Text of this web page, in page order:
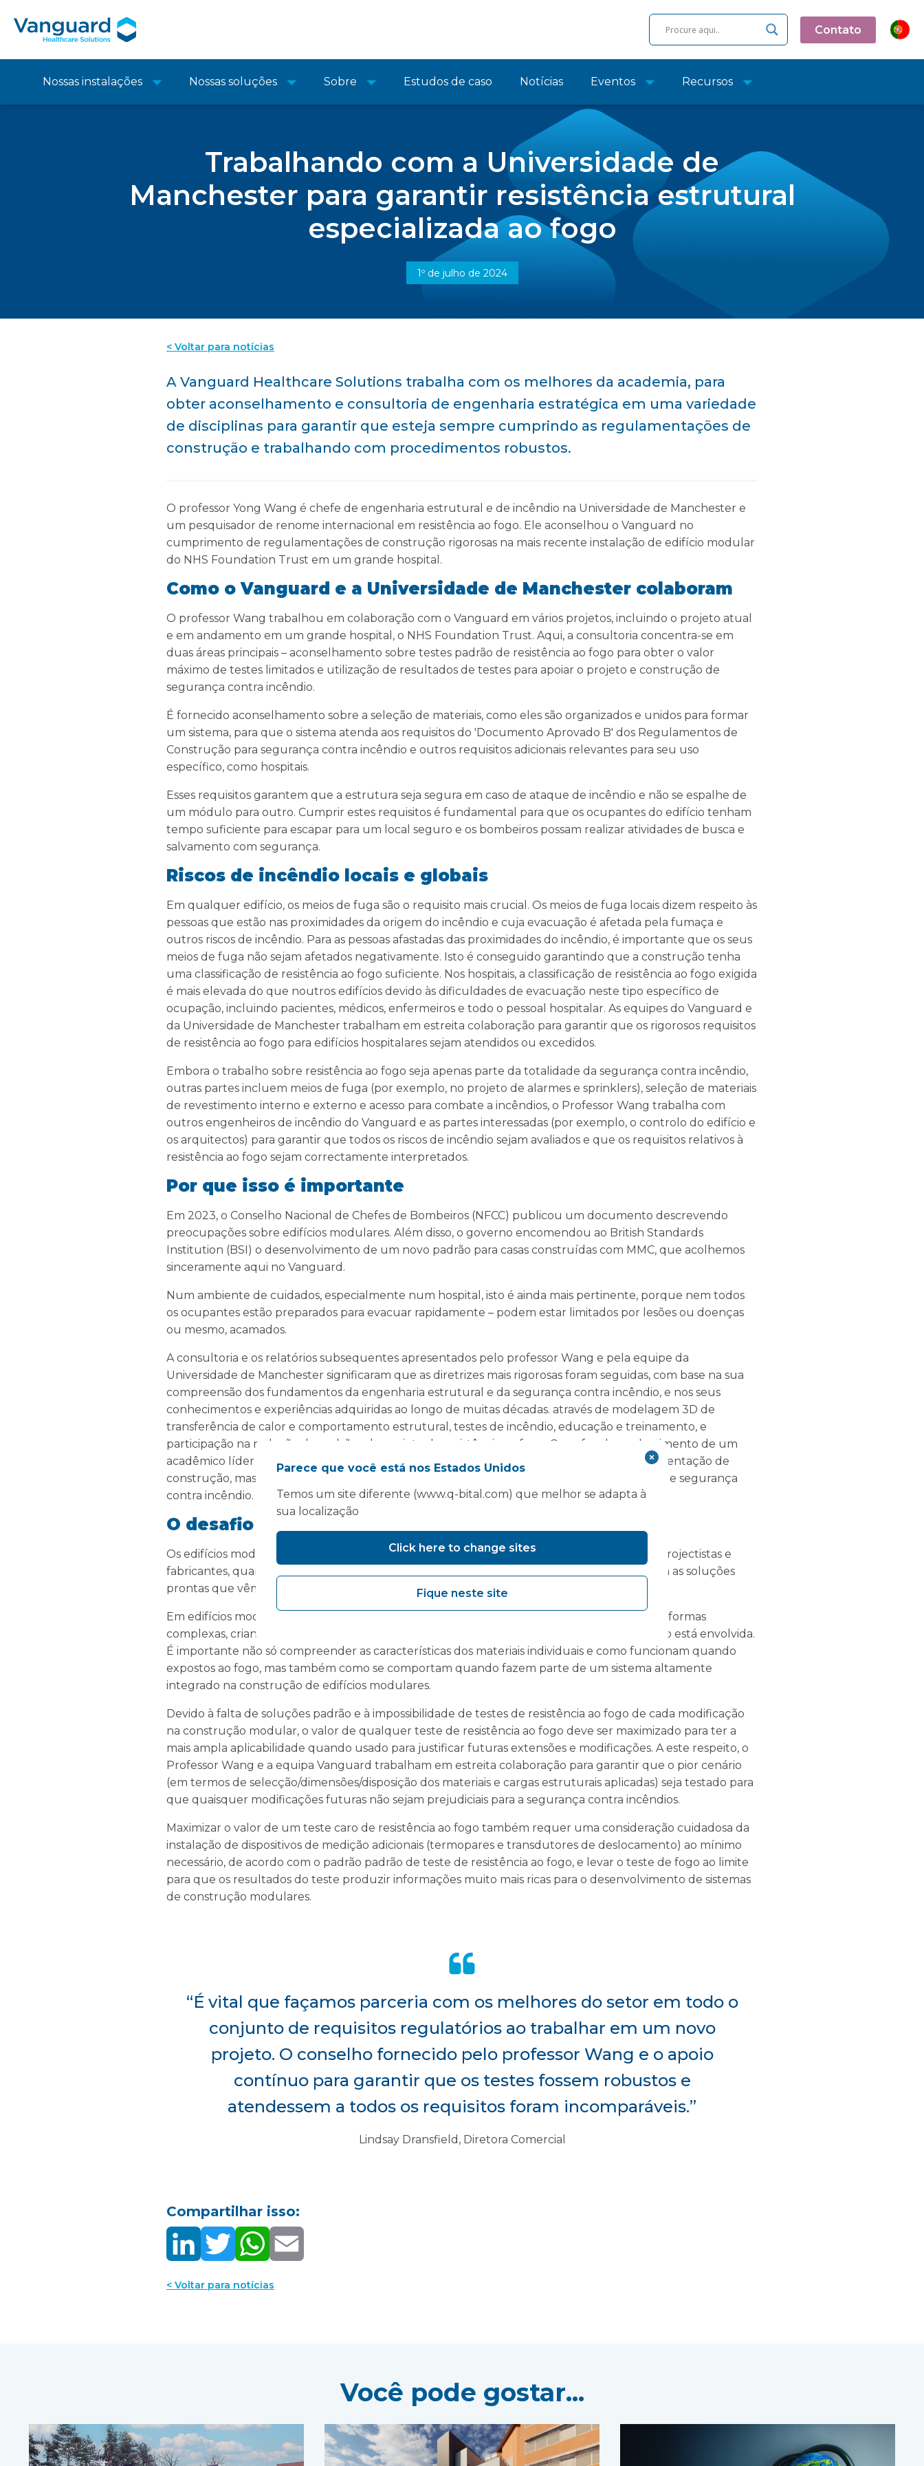
Contato
Nossas instalações Nossas soluções Sobre Estudos de caso Notícias Eventos Recursos
Trabalhando com a Universidade de
Manchester para garantir resistência estrutural
especializada ao fogo
1º de julho de 2024
< Voltar para notícias
A Vanguard Healthcare Solutions trabalha com os melhores da academia, para
obter aconselhamento e consultoria de engenharia estratégica em uma variedade
de disciplinas para garantir que esteja sempre cumprindo as regulamentações de
construção e trabalhando com procedimentos robustos.
O professor Yong Wang é chefe de engenharia estrutural e de incêndio na Universidade de Manchester e
um pesquisador de renome internacional em resistência ao fogo. Ele aconselhou o Vanguard no
cumprimento de regulamentações de construção rigorosas na mais recente instalação de edifício modular
do NHS Foundation Trust em um grande hospital.
Como o Vanguard e a Universidade de Manchester colaboram
O professor Wang trabalhou em colaboração com o Vanguard em vários projetos, incluindo o projeto atual
e em andamento em um grande hospital, o NHS Foundation Trust. Aqui, a consultoria concentra-se em
duas áreas principais – aconselhamento sobre testes padrão de resistência ao fogo para obter o valor
máximo de testes limitados e utilização de resultados de testes para apoiar o projeto e construção de
segurança contra incêndio.
É fornecido aconselhamento sobre a seleção de materiais, como eles são organizados e unidos para formar
um sistema, para que o sistema atenda aos requisitos do 'Documento Aprovado B' dos Regulamentos de
Construção para segurança contra incêndio e outros requisitos adicionais relevantes para seu uso
específico, como hospitais.
Esses requisitos garantem que a estrutura seja segura em caso de ataque de incêndio e não se espalhe de
um módulo para outro. Cumprir estes requisitos é fundamental para que os ocupantes do edifício tenham
tempo suficiente para escapar para um local seguro e os bombeiros possam realizar atividades de busca e
salvamento com segurança.
Riscos de incêndio locais e globais
Em qualquer edifício, os meios de fuga são o requisito mais crucial. Os meios de fuga locais dizem respeito às
pessoas que estão nas proximidades da origem do incêndio e cuja evacuação é afetada pela fumaça e
outros riscos de incêndio. Para as pessoas afastadas das proximidades do incêndio, é importante que os seus
meios de fuga não sejam afetados negativamente. Isto é conseguido garantindo que a construção tenha
uma classificação de resistência ao fogo suficiente. Nos hospitais, a classificação de resistência ao fogo exigida
é mais elevada do que noutros edifícios devido às dificuldades de evacuação neste tipo específico de
ocupação, incluindo pacientes, médicos, enfermeiros e todo o pessoal hospitalar. As equipes do Vanguard e
da Universidade de Manchester trabalham em estreita colaboração para garantir que os rigorosos requisitos
de resistência ao fogo para edifícios hospitalares sejam atendidos ou excedidos.
Embora o trabalho sobre resistência ao fogo seja apenas parte da totalidade da segurança contra incêndio,
outras partes incluem meios de fuga (por exemplo, no projeto de alarmes e sprinklers), seleção de materiais
de revestimento interno e externo e acesso para combate a incêndios, o Professor Wang trabalha com
outros engenheiros de incêndio do Vanguard e as partes interessadas (por exemplo, o controlo do edifício e
os arquitectos) para garantir que todos os riscos de incêndio sejam avaliados e que os requisitos relativos à
resistência ao fogo sejam correctamente interpretados.
Por que isso é importante
Em 2023, o Conselho Nacional de Chefes de Bombeiros (NFCC) publicou um documento descrevendo
preocupações sobre edifícios modulares. Além disso, o governo encomendou ao British Standards
Institution (BSI) o desenvolvimento de um novo padrão para casas construídas com MMC, que acolhemos
sinceramente aqui no Vanguard.
Num ambiente de cuidados, especialmente num hospital, isto é ainda mais pertinente, porque nem todos
os ocupantes estão preparados para evacuar rapidamente – podem estar limitados por lesões ou doenças
ou mesmo, acamados.
A consultoria e os relatórios subsequentes apresentados pelo professor Wang e pela equipe da
Universidade de Manchester significaram que as diretrizes mais rigorosas foram seguidas, com base na sua
compreensão dos fundamentos da engenharia estrutural e da segurança contra incêndio, e nos seus
conhecimentos e experiências adquiridas ao longo de muitas décadas. através de modelagem 3D de
transferência de calor e comportamento estrutural, testes de incêndio, educação e treinamento, e
participação na redação de padrões de projeto de resistência ao fogo. O profundo conhecimento de um
acadêmico líder é vital para ajudar o Vanguard não apenas a obter a aprovação da regulamentação de
construção, mas também a ter confiança em que seus edifícios alcancem o mais alto nível de segurança
contra incêndio.
O desafio modular
Os edifícios modulares criam diversos desafios de segurança contra incêndios para os seus projectistas e
fabricantes, quando comparados com a construção de edifícios tradicionais; você não obtém as soluções
prontas que vêm com a construção convencional.
Em edifícios modulares, são utilizados muitos materiais e estes são organizados de inúmeras formas
complexas, criando assim produtos e sistemas personalizados quando qualquer modificação está envolvida.
É importante não só compreender as características dos materiais individuais e como funcionam quando
expostos ao fogo, mas também como se comportam quando fazem parte de um sistema altamente
integrado na construção de edifícios modulares.
Devido à falta de soluções padrão e à impossibilidade de testes de resistência ao fogo de cada modificação
na construção modular, o valor de qualquer teste de resistência ao fogo deve ser maximizado para ter a
mais ampla aplicabilidade quando usado para justificar futuras extensões e modificações. A este respeito, o
Professor Wang e a equipa Vanguard trabalham em estreita colaboração para garantir que o pior cenário
(em termos de selecção/dimensões/disposição dos materiais e cargas estruturais aplicadas) seja testado para
que quaisquer modificações futuras não sejam prejudiciais para a segurança contra incêndios.
Maximizar o valor de um teste caro de resistência ao fogo também requer uma consideração cuidadosa da
instalação de dispositivos de medição adicionais (termopares e transdutores de deslocamento) ao mínimo
necessário, de acordo com o padrão padrão de teste de resistência ao fogo, e levar o teste de fogo ao limite
para que os resultados do teste produzir informações muito mais ricas para o desenvolvimento de sistemas
de construção modulares.
“É vital que façamos parceria com os melhores do setor em todo o
conjunto de requisitos regulatórios ao trabalhar em um novo
projeto. O conselho fornecido pelo professor Wang e o apoio
contínuo para garantir que os testes fossem robustos e
atendessem a todos os requisitos foram incomparáveis.”
Lindsay Dransfield, Diretora Comercial
Compartilhar isso:
< Voltar para notícias
Você pode gostar...
Parece que você está nos Estados Unidos
Temos um site diferente (www.q-bital.com) que melhor se adapta à
sua localização
Click here to change sites
Fique neste site